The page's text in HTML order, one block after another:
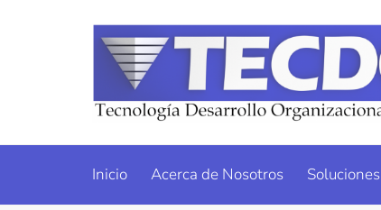
Inicio Acerca de Nosotros Soluciones